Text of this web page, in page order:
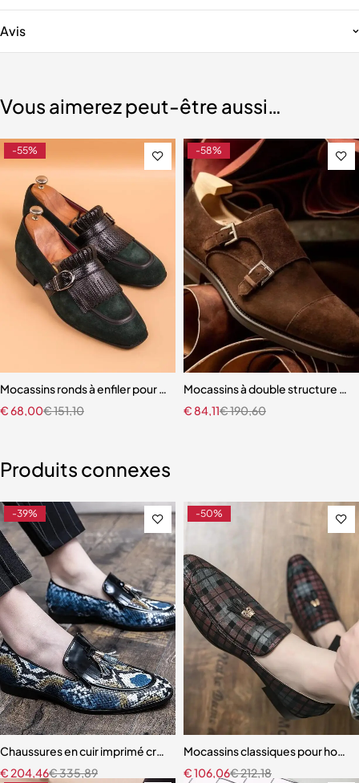
Avis
Vous aimerez peut-être aussi…
-55%
Mocassins ronds à enfiler pour hommes
€151,10
€68,00
-58%
Mocassins à double structure
€190,60
€ 84,11
Produits connexes
-39%
Chaussures en cuir imprimé crocodile pour hommes
€335,89
€204,46
-50%
Mocassins classiques pour
€212,18
€106,06